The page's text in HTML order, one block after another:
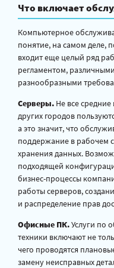
Что включает
Компьютерное
понятие, на самом деле,
входит еще целый ряд
регламентом,
разнообразными
Серверы. Не все
других городов
а это значит, что
поддержание в рабочем
хранения данных.
подходящей
бизнес-процессы
работы серверов,
и распределение прав
Офисные ПК.Услуги по
техники включают не
чего проводятся
замену неисправных